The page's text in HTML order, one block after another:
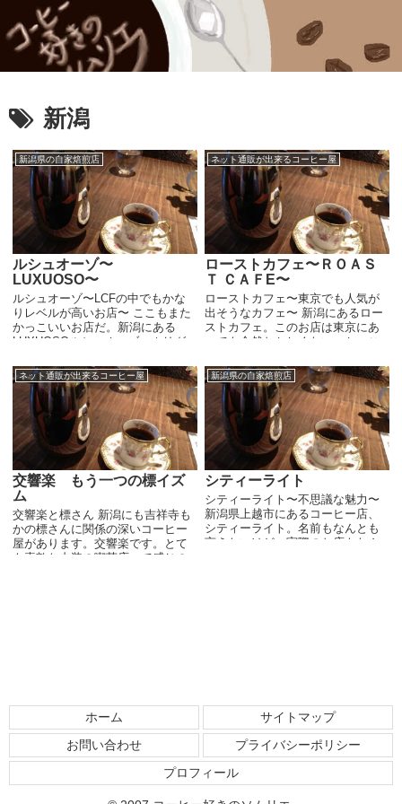
新潟
新潟県の自家焙煎店
ルシュオーゾ〜
LUXUOSO〜
ルシュオーゾ〜LCFの中でもかな
りレベルが高いお店〜 ここもまた
かっこいいお店だ。新潟にある
LUXUOSOルシュオーゾ。ホリグ
すが、雑誌なんかで何度か見かけ
ていました。 閉店時間のギリギリ
に行ったので、な...
ネット通販が出来るコーヒー屋
ローストカフェ〜ＲＯＡＳ
Ｔ ＣＡＦE〜
ローストカフェ〜東京でも人気が
出そうなカフェ〜 新潟にあるロー
ストカフェ。このお店は東京にあ
っても全然おかしくない、かっこ
です。 赤と白を基調とした店内は
キレイでかっこよく、それだけで
人気のカフェになりそ...
ネット通販が出来るコーヒー屋
交響楽 もう一つの標イズ
ム
交響楽と標さん 新潟にも吉祥寺も
かの標さんに関係の深いコーヒー
屋があります。交響楽です。とて
も素敵な内装の喫茶店って感じの
新潟県の自家焙煎店
シティーライト
シティーライト〜不思議な魅力〜
新潟県上越市にあるコーヒー店、
シティーライト。名前もなんとも
言えないけど、実際のお店もなん
ホーム
サイトマップ
お問い合わせ
プライバシーポリシー
プロフィール